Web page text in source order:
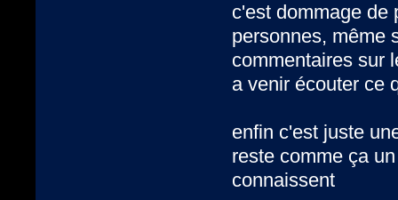
c'est dommage de
personnes, même
commentaires sur
a venir écouter ce
enfin c'est juste
reste comme ça
connaissent